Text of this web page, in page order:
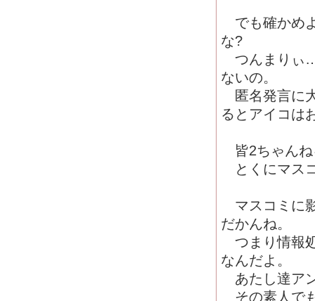
でも確かめ
な?
つんまりぃ
ないの。
匿名発言に
るとアイコは
皆2ちゃんね
とくにマス
マスコミに
だかんね。
つまり情報
なんだよ。
あたし達ア
その素人で